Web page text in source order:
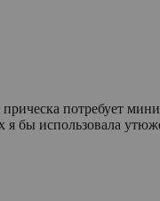
потребует
я бы использовала